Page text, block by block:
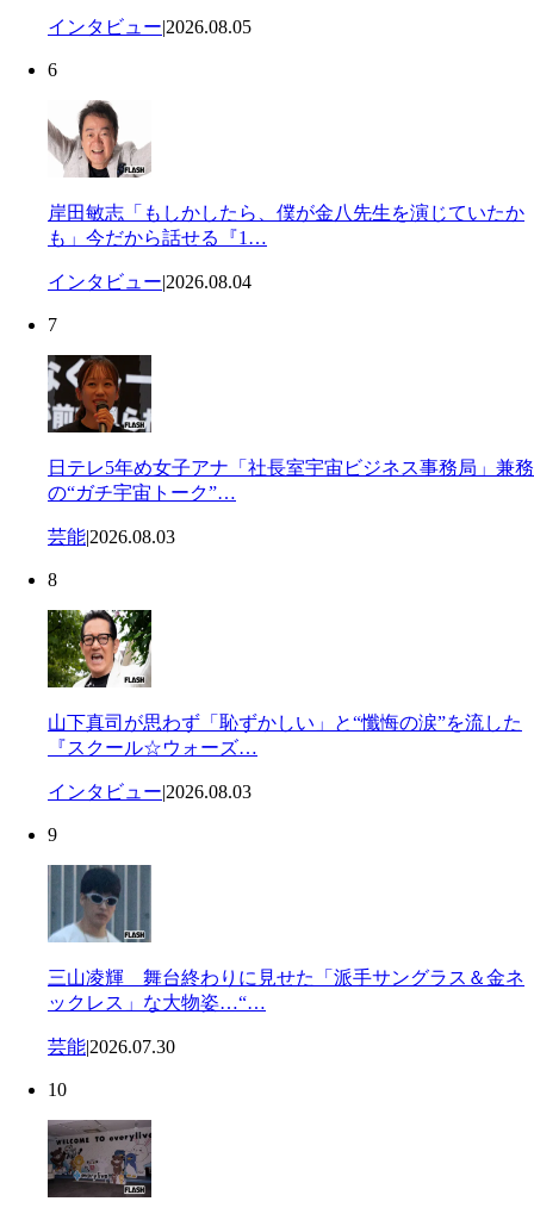
インタビュー|2026.08.05
6
岸田敏志「もしかしたら、僕が金八先生を演じていたか
も」今だから話せる『1…
インタビュー|2026.08.04
7
日テレ5年め女子アナ「社長室宇宙ビジネス事務局」兼務
の“ガチ宇宙トーク”…
芸能|2026.08.03
8
山下真司が思わず「恥ずかしい」と“懺悔の涙”を流した
『スクール☆ウォーズ…
インタビュー|2026.08.03
9
三山凌輝 舞台終わりに見せた「派手サングラス＆金ネ
ックレス」な大物姿…“…
芸能|2026.07.30
10